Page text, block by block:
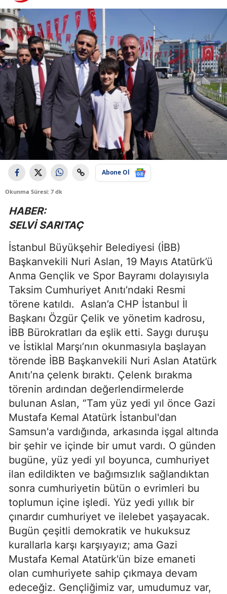
Abone Ol
Okunma Süresi: 7 dk
HABER:
SELVİ SARITAÇ
İstanbul Büyükşehir Belediyesi (İBB)
Başkanvekili Nuri Aslan, 19 Mayıs Atatürk’ü
Anma Gençlik ve Spor Bayramı dolayısıyla
Taksim Cumhuriyet Anıtı’ndaki Resmi
törene katıldı.
Aslan’a CHP İstanbul İl
Başkanı Özgür Çelik ve yönetim kadrosu,
İBB Bürokratları da eşlik etti. Saygı duruşu
ve İstiklal Marşı’nın okunmasıyla başlayan
törende İBB Başkanvekili Nuri Aslan Atatürk
Anıtı’na çelenk bıraktı. Çelenk bırakma
törenin ardından değerlendirmelerde
bulunan Aslan, “Tam yüz yedi yıl önce Gazi
Mustafa Kemal Atatürk İstanbul'dan
Samsun'a vardığında, arkasında işgal altında
bir şehir ve içinde bir umut vardı. O günden
bugüne, yüz yedi yıl boyunca, cumhuriyet
ilan edildikten ve bağımsızlık sağlandıktan
sonra cumhuriyetin bütün o evrimleri bu
toplumun içine işledi. Yüz yedi yıllık bir
çınardır cumhuriyet ve ilelebet yaşayacak.
Bugün çeşitli demokratik ve hukuksuz
kurallarla karşı karşıyayız; ama Gazi
Mustafa Kemal Atatürk'ün bize emaneti
olan cumhuriyete sahip çıkmaya devam
edeceğiz. Gençliğimiz var, umudumuz var,